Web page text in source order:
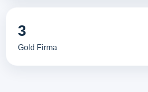
3
Gold Firma